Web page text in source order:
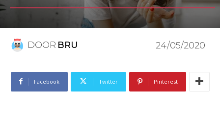
DOOR BRU 24/05/2020
Facebook Twitter Pinterest